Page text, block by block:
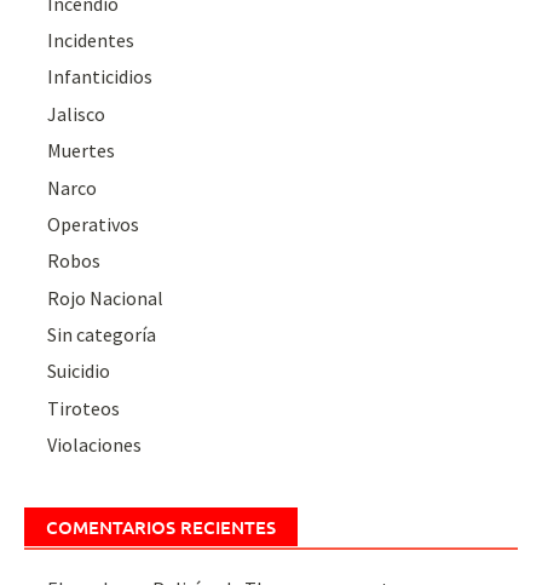
Incidentes
Infanticidios
Jalisco
Muertes
Narco
Operativos
Robos
Rojo Nacional
Sin categoría
Suicidio
Tiroteos
Violaciones
COMENTARIOS RECIENTES